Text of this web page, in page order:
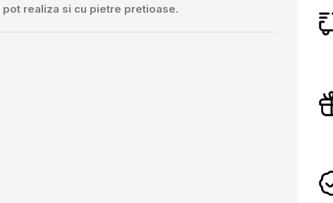
realiza si cu pietre pretioase.